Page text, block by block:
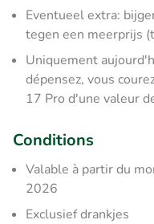
Eventueel extra:
tegen een meerprijs
Uniquement
dépensez, vous
17 Pro d'une valeur
Conditions
Valable à partir du
2026
Exclusief drankjes